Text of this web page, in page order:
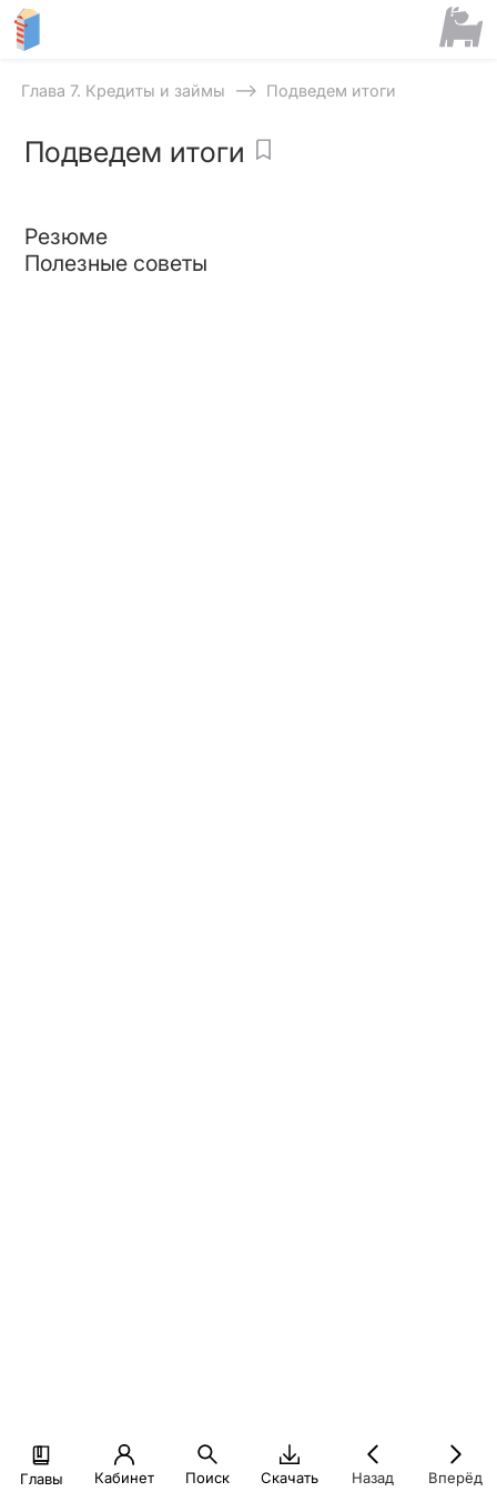
Главы Кабинет Поиск Скачать Назад Вперёд
Глава 7. Кредиты и займы ⟶ Подведем итоги
Подведем итоги
Резюме
Полезные советы